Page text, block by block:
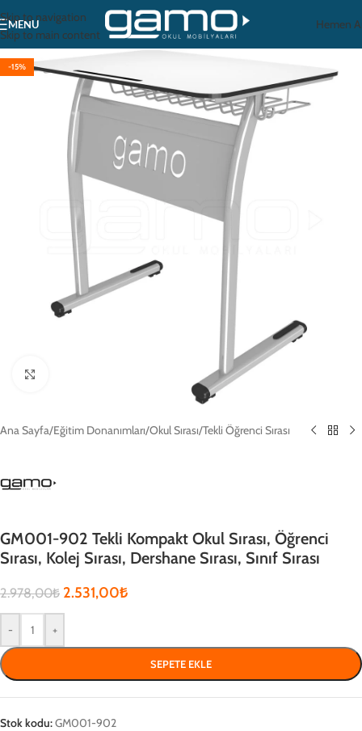
Skip to navigation
Skip to main content
MENU Hemen
-15%
Ana Sayfa/Eğitim Donanımları/Okul Sırası/Tekli Öğrenci Sırası
GM001-902 Tekli Kompakt Okul Sırası, Öğrenci
Sırası, Kolej Sırası, Dershane Sırası, Sınıf Sırası
2.978,00₺ 2.531,00₺
- +
SEPETE EKLE
Stok kodu:GM001-902